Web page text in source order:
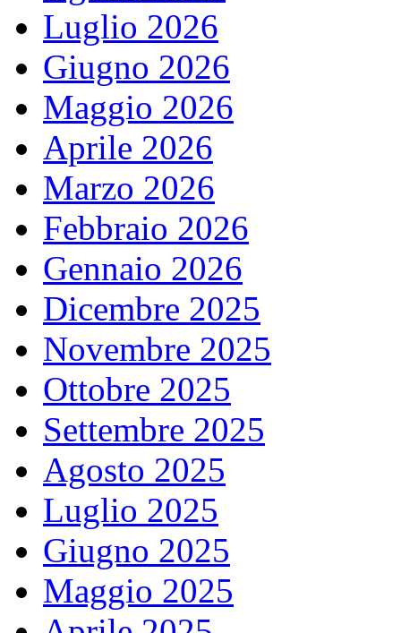
Luglio 2026
Giugno 2026
Maggio 2026
Aprile 2026
Marzo 2026
Febbraio 2026
Gennaio 2026
Dicembre 2025
Novembre 2025
Ottobre 2025
Settembre 2025
Agosto 2025
Luglio 2025
Giugno 2025
Maggio 2025